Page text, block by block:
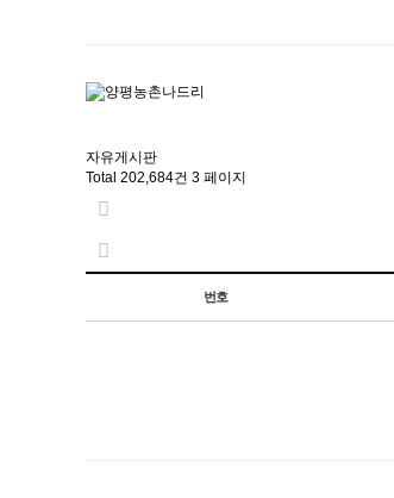
자유게시판
Total 202,684건 3 페이지
번호